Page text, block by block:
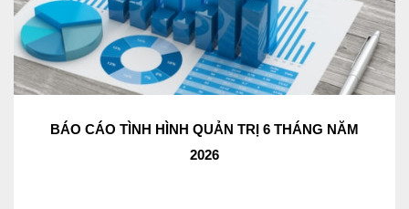
BÁO CÁO TÌNH HÌNH QUẢN TRỊ 6 THÁNG NĂM
2026